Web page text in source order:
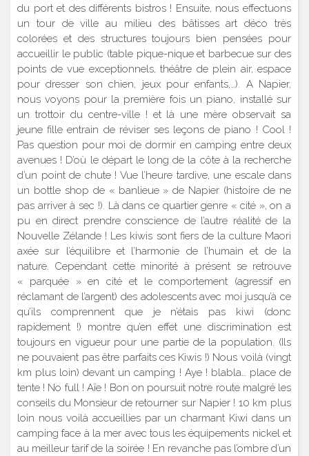
du port et des différents bistros ! Ensuite, nous effectuons
un tour de ville au milieu des bâtisses art déco très
colorées et des structures toujours bien pensées pour
accueillir le public (table pique-nique et barbecue sur des
points de vue exceptionnels, théâtre de plein air, espace
pour dresser son chien, jeux pour enfants,…). A Napier,
nous voyons pour la première fois un piano, installé sur
un trottoir du centre-ville ! et là une mère observait sa
jeune fille entrain de réviser ses leçons de piano ! Cool !
Pas question pour moi de dormir en camping entre deux
avenues ! D’où le départ le long de la côte à la recherche
d’un point de chute ! Vue l’heure tardive, une escale dans
un bottle shop de « banlieue » de Napier (histoire de ne
pas arriver à sec !). Là dans ce quartier genre « cité », on a
pu en direct prendre conscience de l’autre réalité de la
Nouvelle Zélande ! Les kiwis sont fiers de la culture Maori
axée sur l’équilibre et l’harmonie de l’humain et de la
nature. Cependant cette minorité à présent se retrouve
« parquée » en cité et le comportement (agressif en
réclamant de l’argent) des adolescents avec moi jusqu’à ce
qu’ils comprennent que je n’étais pas kiwi (donc
rapidement !) montre qu’en effet une discrimination est
toujours en vigueur pour une partie de la population. (Ils
ne pouvaient pas être parfaits ces Kiwis !) Nous voilà (vingt
km plus loin) devant un camping ! Aye ! blabla… place de
tente ! No full ! Aïe ! Bon on poursuit notre route malgré les
conseils du Monsieur de retourner sur Napier ! 10 km plus
loin nous voilà accueillies par un charmant Kiwi dans un
camping face à la mer avec tous les équipements nickel et
au meilleur tarif de la soirée ! En revanche pas l’ombre d’un